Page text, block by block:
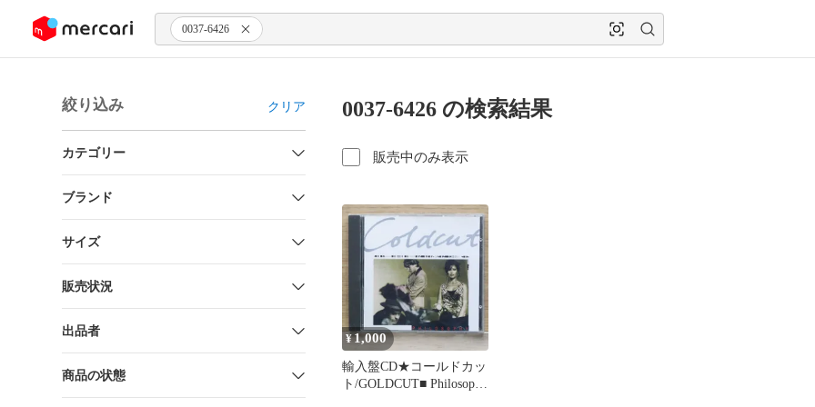
ツにスキップ 0037-6426
絞り込み クリア
カテゴリー
ブランド
サイズ
販売状況
出品者
商品の状態
0037-6426 の検索結果
販売中のみ表示
¥1,000
輸入盤CD★コールドカッ
ト/GOLDCUT■ Philosophy